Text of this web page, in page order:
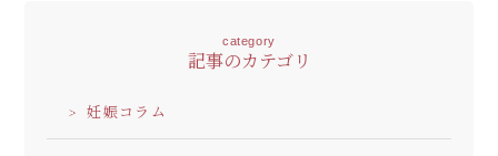
080-4461-1473
category
記事のカテゴリ
妊娠コラム